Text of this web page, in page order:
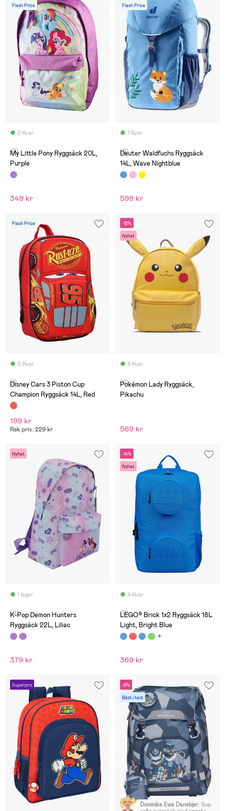
Flash Price
2 Kvar
(0)
My Little Pony Ryggsäck 20L,
Purple
349 kr
Flash Price
1 Kvar
(0)
Deuter Waldfuchs Ryggsäck
14L, Wave Nightblue
599 kr
Flash Price
5 Kvar
(1)
Disney Cars 3 Piston Cup
Champion Ryggsäck 14L, Red
199 kr
Rek pris: 229 kr
-12%
Nyhet
8 Kvar
(0)
Pokémon Lady Ryggsäck,
Pikachu
569 kr
Nyhet
I lager
(0)
K-Pop Demon Hunters
Ryggsäck 22L, Liliac
379 kr
-14%
Nyhet
4 Kvar
(0)
LEGO® Brick 1x2 Ryggsäck 18L
Light, Bright Blue
369 kr
Superpris -9%
Bäst i test
Dominika Ewa Danebjer: Sup